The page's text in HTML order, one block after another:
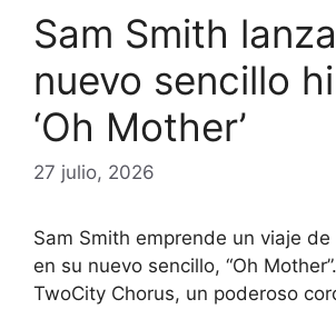
Sam Smith
nuevo sencillo
‘Oh Mother’
27 julio, 2026
Sam Smith emprende un viaje
en su nuevo sencillo, “Oh
TwoCity Chorus, un poderoso